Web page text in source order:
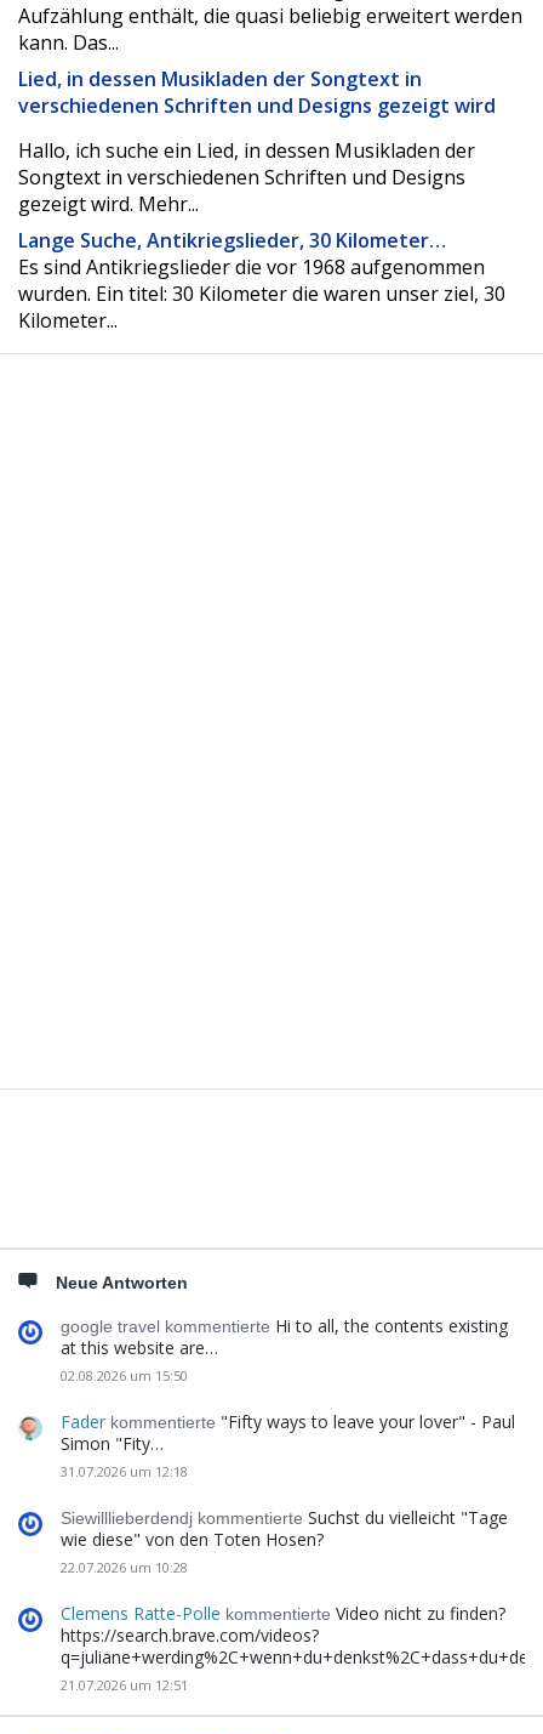
Aufzählung enthält, die quasi beliebig erweitert werden
kann. Das...
Lied, in dessen Musikladen der Songtext in
verschiedenen Schriften und Designs gezeigt wird
Hallo, ich suche ein Lied, in dessen Musikladen der
Songtext in verschiedenen Schriften und Designs
gezeigt wird. Mehr...
Lange Suche, Antikriegslieder, 30 Kilometer…
Es sind Antikriegslieder die vor 1968 aufgenommen
wurden. Ein titel: 30 Kilometer die waren unser ziel, 30
Kilometer...
Neue Antworten
google travel kommentierte Hi to all, the contents existing
at this website are…
02.08.2026 um 15:50
Fader kommentierte "Fifty ways to leave your lover" - Paul
Simon "Fity…
31.07.2026 um 12:18
Siewilllieberdendj kommentierte Suchst du vielleicht "Tage
wie diese" von den Toten Hosen?
22.07.2026 um 10:28
Clemens Ratte-Polle kommentierte Video nicht zu finden?
https://search.brave.com/videos?
21.07.2026 um 12:51